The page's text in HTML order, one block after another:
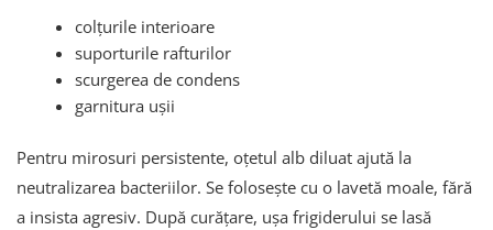
colțurile interioare
suporturile rafturilor
scurgerea de condens
garnitura ușii
Pentru mirosuri persistente, oțetul alb diluat ajută la
neutralizarea bacteriilor. Se folosește cu o lavetă moale, fără
a insista agresiv. După curățare, ușa frigiderului se lasă